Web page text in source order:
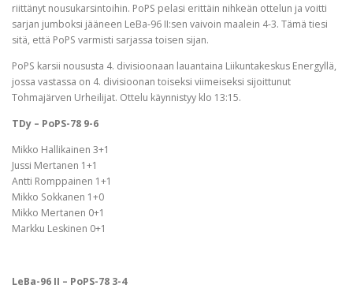
riittänyt nousukarsintoihin. PoPS pelasi erittäin nihkeän ottelun ja voitti
sarjan jumboksi jääneen LeBa-96 II:sen vaivoin maalein 4-3. Tämä tiesi
sitä, että PoPS varmisti sarjassa toisen sijan.
PoPS karsii noususta 4. divisioonaan lauantaina Liikuntakeskus Energyllä,
jossa vastassa on 4. divisioonan toiseksi viimeiseksi sijoittunut
Tohmajärven Urheilijat. Ottelu käynnistyy klo 13:15.
TDy – PoPS-78 9-6
Mikko Hallikainen 3+1
Jussi Mertanen 1+1
Antti Romppainen 1+1
Mikko Sokkanen 1+0
Mikko Mertanen 0+1
Markku Leskinen 0+1
LeBa-96 II – PoPS-78 3-4